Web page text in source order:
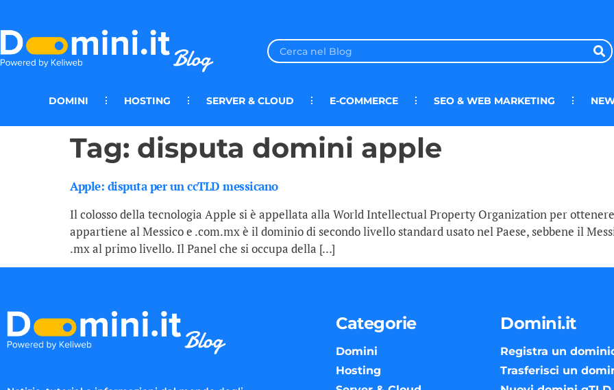
DOMINI HOSTING SERVER & CLOUD E-COMMERCE SEO & WEB MARKETING
Tag: disputa domini apple
Apple: disputa per un ccTLD messicano
Il colosso della tecnologia Apple si è appellata alla World Intellectual Property Organization per
appartiene al Messico e .com.mx è il dominio di secondo livello standard usato nel Paese, sebbene il
.mx al primo livello. Il Panel che si occupa della […]
Categorie
Domini
Hosting
Domini.it
Registra un
Trasferisci un